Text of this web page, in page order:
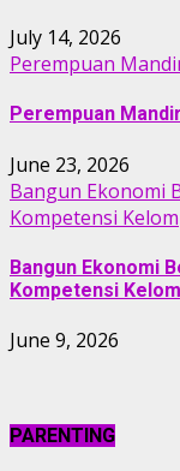
July 14, 2026
Perempuan
Perempuan
June 23, 2026
Bangun Ekonomi
Kompetensi
Bangun Ekonomi
Kompetensi
June 9, 2026
PARENTING